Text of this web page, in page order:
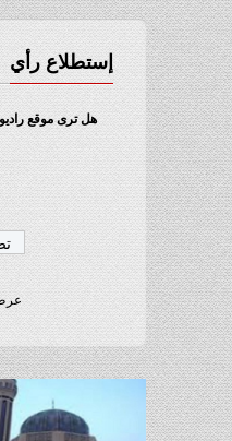
إستطلاع رأي
هل ترى موقع